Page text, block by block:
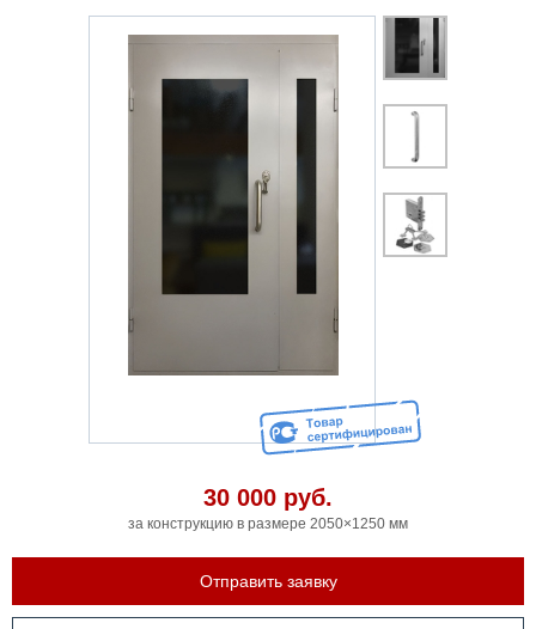
30 000 руб.
за конструкцию в размере 2050×1250 мм
Отправить заявку